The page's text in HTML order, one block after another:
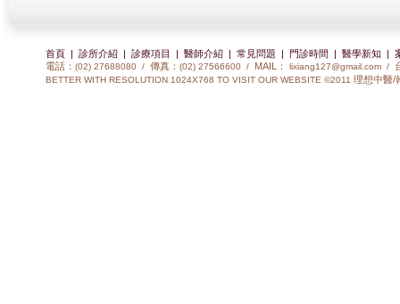
首頁| 診所介紹| 診療項目 | 醫師介紹| 常見問題 | 門診時間 | 醫學新知 |
電話： (02) 27688080 / 傳真： (02) 27566600 / MAIL： lixiang127@gmail.com /
BETTER WITH RESOLUTION 1024X768 TO VISIT OUR WEBSITE ©2011 理想中醫/